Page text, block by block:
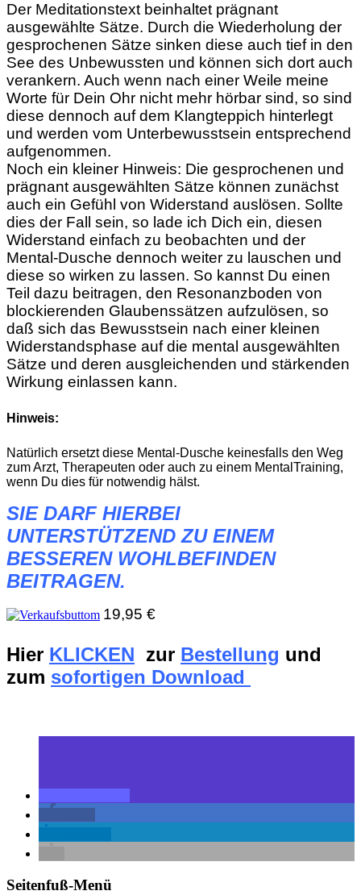
Der Meditationstext beinhaltet prägnant
ausgewählte Sätze. Durch die Wiederholung der
gesprochenen Sätze sinken diese auch tief in den
See des Unbewussten und können sich dort auch
verankern. Auch wenn nach einer Weile meine
Worte für Dein Ohr nicht mehr hörbar sind, so sind
diese dennoch auf dem Klangteppich hinterlegt
und werden vom Unterbewusstsein entsprechend
aufgenommen.
Noch ein kleiner Hinweis: Die gesprochenen und
prägnant ausgewählten Sätze können zunächst
auch ein Gefühl von Widerstand auslösen. Sollte
dies der Fall sein, so lade ich Dich ein, diesen
Widerstand einfach zu beobachten und der
Mental-Dusche dennoch weiter zu lauschen und
diese so wirken zu lassen. So kannst Du einen
Teil dazu beitragen, den Resonanzboden von
blockierenden Glaubenssätzen aufzulösen, so
daß sich das Bewusstsein nach einer kleinen
Widerstandsphase auf die mental ausgewählten
Sätze und deren ausgleichenden und stärkenden
Wirkung einlassen kann.
Hinweis:
Natürlich ersetzt diese Mental-Dusche keinesfalls den Weg
zum Arzt, Therapeuten oder auch zu einem MentalTraining,
wenn Du dies für notwendig hälst.
SIE DARF HIERBEI
UNTERSTÜTZEND ZU EINEM
BESSEREN WOHLBEFINDEN
BEITRAGEN.
19,95 €
Hier KLICKEN zur Bestellung und
zum sofortigen Download
Seitenfuß-Menü